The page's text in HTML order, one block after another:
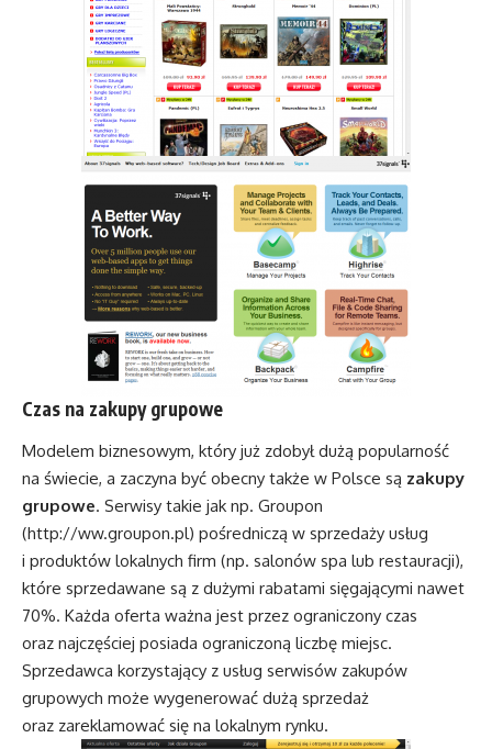
Czas na zakupy grupowe
Modelem biznesowym, który już zdobył dużą popularność
na świecie, a zaczyna być obecny także w Polsce są zakupy
grupowe. Serwisy takie jak np. Groupon
(http://ww.groupon.pl) pośredniczą w sprzedaży usług
i produktów lokalnych firm (np. salonów spa lub restauracji),
które sprzedawane są z dużymi rabatami sięgającymi nawet
70%. Każda oferta ważna jest przez ograniczony czas
oraz najczęściej posiada ograniczoną liczbę miejsc.
Sprzedawca korzystający z usług serwisów zakupów
grupowych może wygenerować dużą sprzedaż
oraz zareklamować się na lokalnym rynku.